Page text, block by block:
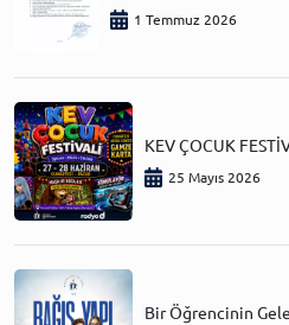
1 Temmuz 2026
KEV ÇOCUK
25 Mayıs 2026
Bir Öğrencinin